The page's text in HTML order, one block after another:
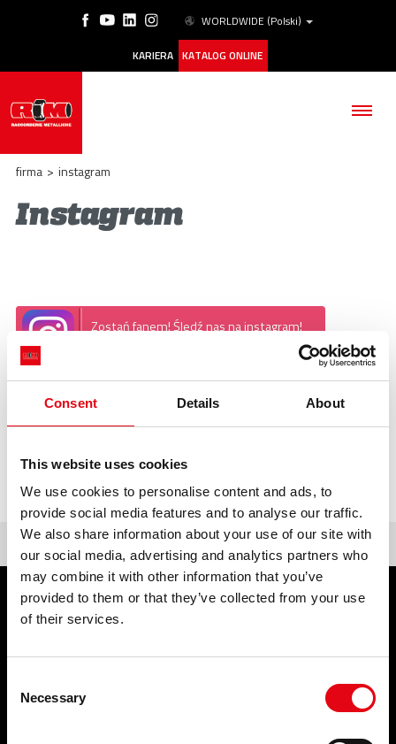
Consent Details About
This website uses cookies
We use cookies to personalise content and ads, to
provide social media features and to analyse our traffic.
We also share information about your use of our site with
our social media, advertising and analytics partners who
may combine it with other information that you’ve
provided to them or that they’ve collected from your use
of their services.
Selection
Necessary
WORLDWIDE (Polski)
KARIERA KATALOG ONLINE
ESG
NASZE HISTORIE
ACADEMY
KONTAKTY
POBIERANIE
firma > instagram
Instagram
Zostań fanem! Śledź nas na instagram!
następny:prześlij nam swoje cv!
PRODUKTY
Złączki zaciskowe
Wydarzenia i wiadomości